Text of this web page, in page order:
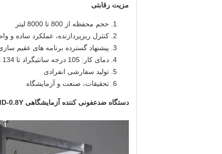
مزیت رقابتی
حجم محفظه از 800 تا 8000 لیتر
کنترل ریزپردازنده، عملکرد ساده و
پیشنهاد گسترده برنامه های عقیم
دمای کار: 105 درجه سانتیگراد تا 134 درجه سانتیگراد
تولید سفارشی انفرادی
تحقیقات، صنعت و آزمایشگاه
دستگاه ضدعفونی کننده آزمایشگاهی Medpharm MD-0.8Y